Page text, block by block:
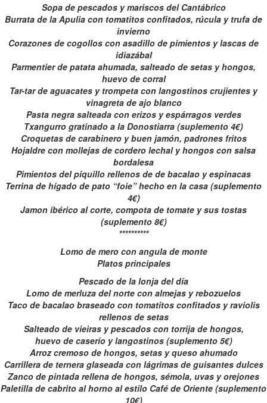
Sopa de pescados y mariscos del Cantábrico
Burrata de la Apulia con tomatitos confitados, rúcula y trufa de
invierno
Corazones de cogollos con asadillo de pimientos y lascas de
idiazábal
Parmentier de patata ahumada, salteado de setas y hongos,
huevo de corral
Tar-tar de aguacates y trompeta con langostinos crujientes y
vinagreta de ajo blanco
Pasta negra salteada con erizos y espárragos verdes
Txangurro gratinado a la Donostiarra (suplemento 4€)
Croquetas de carabinero y buen jamón, padrones fritos
Hojaldre con mollejas de cordero lechal y hongos con salsa
bordalesa
Pimientos del piquillo rellenos de de bacalao y espinacas
Terrina de hígado de pato “foie” hecho en la casa (suplemento
4€)
Jamon ibérico al corte, compota de tomate y sus tostas
(suplemento 8€)
**********
Lomo de mero con angula de monte
Platos principales
Pescado de la lonja del día
Lomo de merluza del norte con almejas y rebozuelos
Taco de bacalao braseado con tomatitos confitados y raviolis
rellenos de setas
Salteado de vieiras y pescados con torrija de hongos,
huevo de caserío y langostinos (suplemento 5€)
Arroz cremoso de hongos, setas y queso ahumado
Carrillera de ternera glaseada con lágrimas de guisantes dulces
Zanco de pintada rellena de hongos, sémola, uvas y orejones
Paletilla de cabrito al horno al estilo Café de Oriente (suplemento
10€)